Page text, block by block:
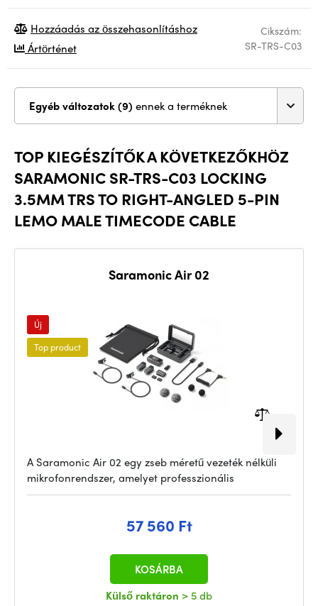
Cikszám:
SR-TRS-C03
Hozzáadás az összehasonlításhoz
Ártörténet
Egyéb változatok (9) ennek a terméknek
TOP KIEGÉSZÍTŐK A KÖVETKEZŐKHÖZ
SARAMONIC SR-TRS-C03 LOCKING
3.5MM TRS TO RIGHT-ANGLED 5-PIN
LEMO MALE TIMECODE CABLE
Saramonic Air 02
Új
Top product
A Saramonic Air 02 egy zseb méretű vezeték nélküli
mikrofonrendszer, amelyet professzionális
57 560 Ft
Külső raktáron > 5 db
KOSÁRBA